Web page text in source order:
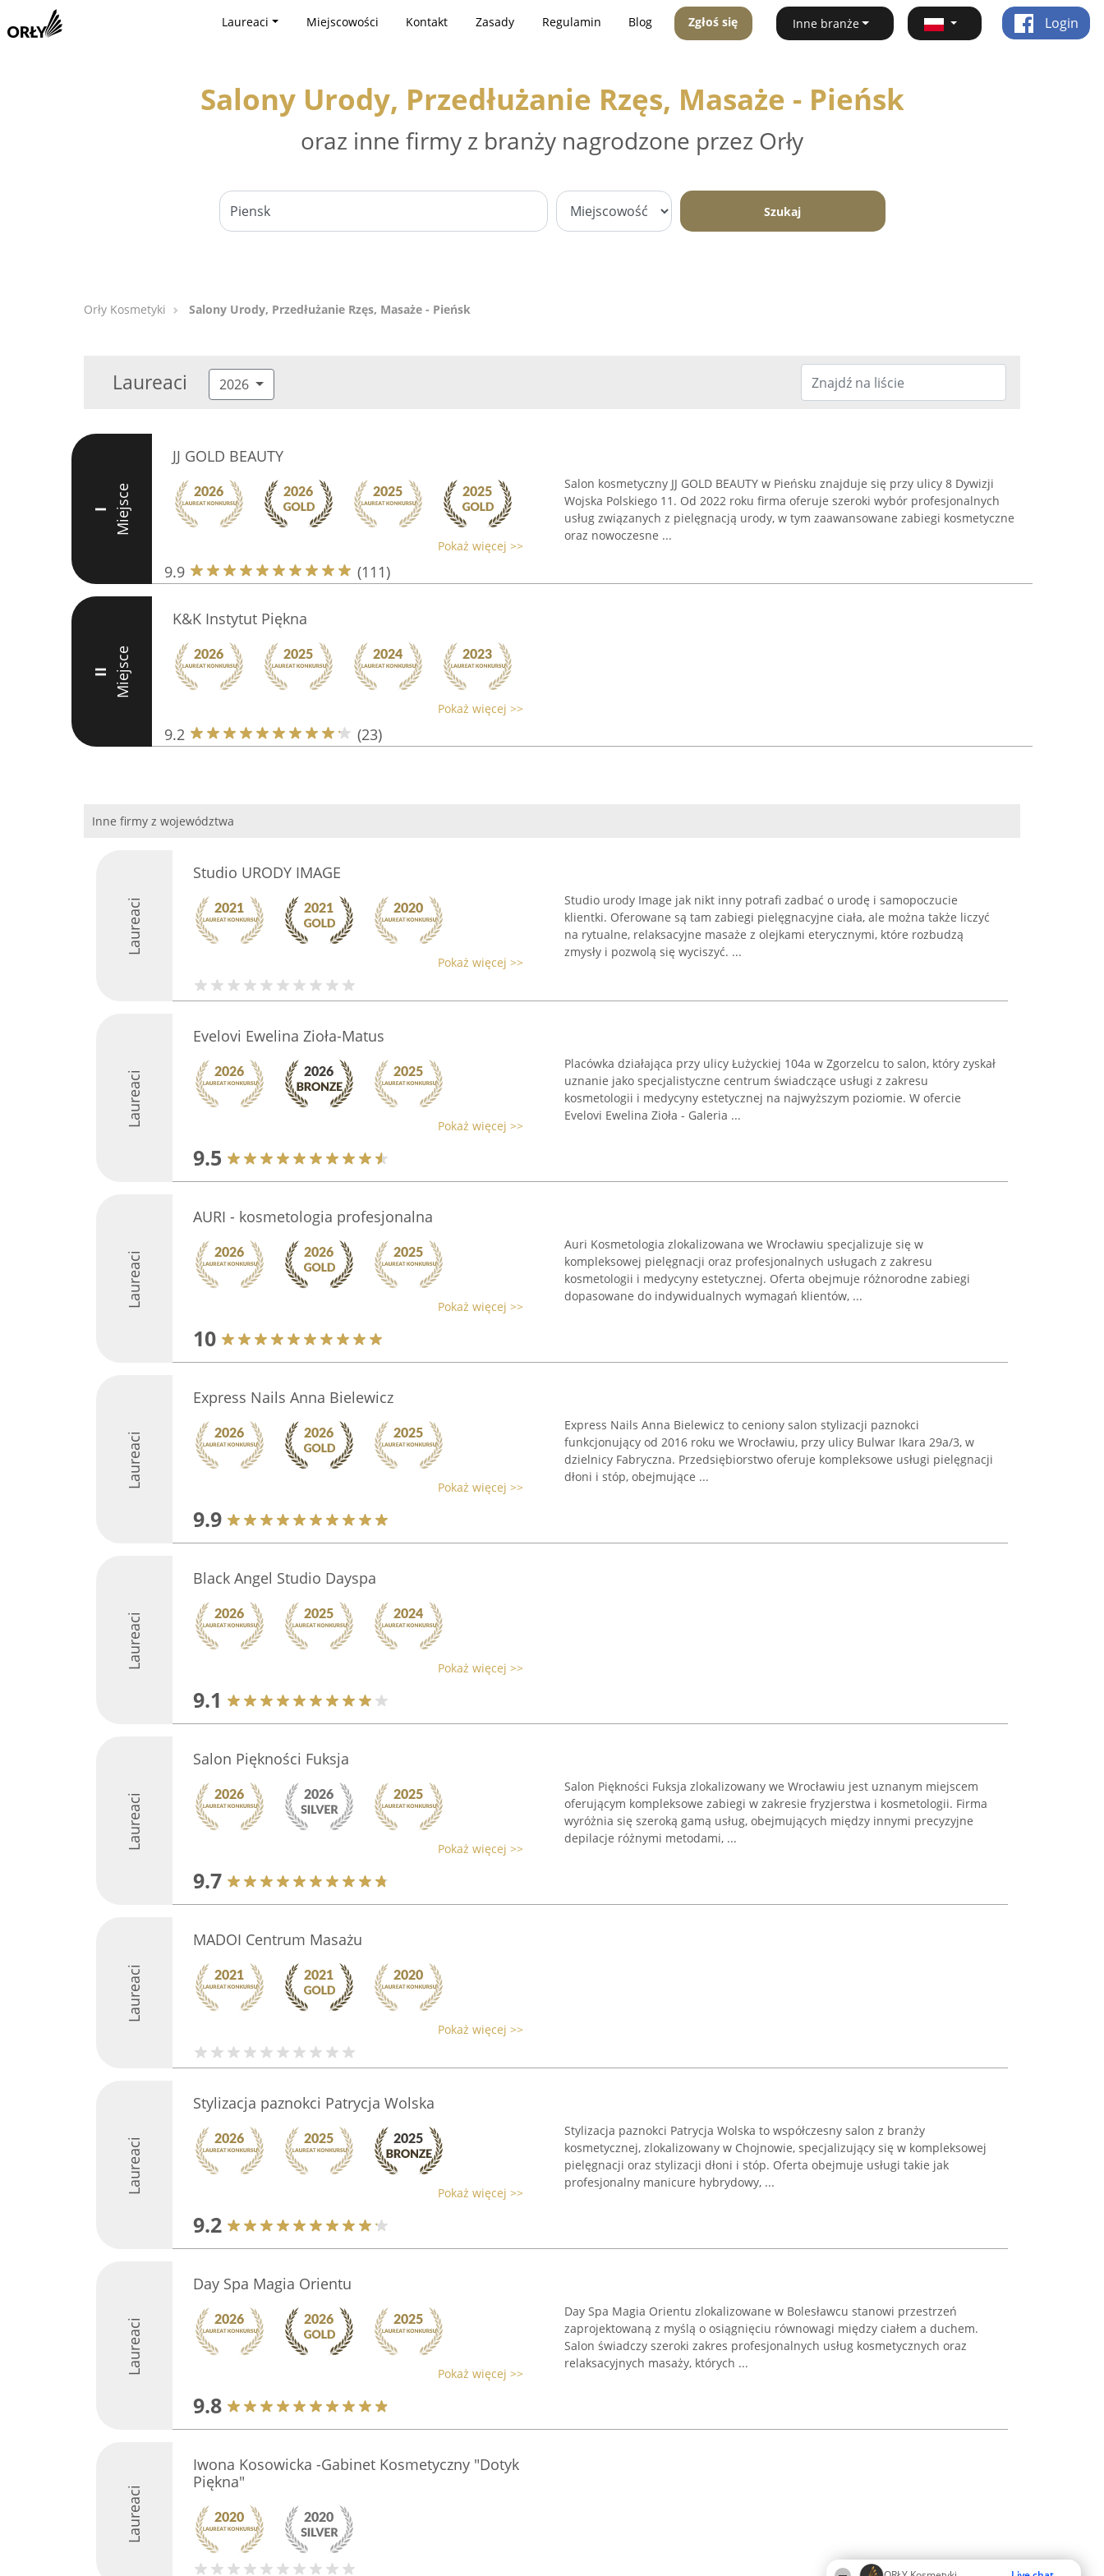
Laureaci Miejscowości Kontakt Zasady Regulamin Blog Zgłoś się Inne branże Login
Salony Urody, Przedłużanie Rzęs, Masaże - Pieńsk
oraz inne firmy z branży nagrodzone przez Orły
Szukaj
Orły Kosmetyki Salony Urody, Przedłużanie Rzęs, Masaże - Pieńsk
Laureaci 2026
I Miejsce
JJ GOLD BEAUTY
Pokaż więcej >>
9.9 (111)
Salon kosmetyczny JJ GOLD BEAUTY w Pieńsku znajduje się przy ulicy 8 Dywizji
Wojska Polskiego 11. Od 2022 roku firma oferuje szeroki wybór profesjonalnych
usług związanych z pielęgnacją urody, w tym zaawansowane zabiegi kosmetyczne
oraz nowoczesne ...
II Miejsce
K&K Instytut Piękna
Pokaż więcej >>
9.2 (23)
Inne firmy z województwa
Laureaci
Studio URODY IMAGE
Pokaż więcej >>
Studio urody Image jak nikt inny potrafi zadbać o urodę i samopoczucie
klientki. Oferowane są tam zabiegi pielęgnacyjne ciała, ale można także liczyć
na rytualne, relaksacyjne masaże z olejkami eterycznymi, które rozbudzą
zmysły i pozwolą się wyciszyć. ...
Laureaci
Evelovi Ewelina Zioła-Matus
Pokaż więcej >>
9.5
Placówka działająca przy ulicy Łużyckiej 104a w Zgorzelcu to salon, który zyskał
uznanie jako specjalistyczne centrum świadczące usługi z zakresu
kosmetologii i medycyny estetycznej na najwyższym poziomie. W ofercie
Evelovi Ewelina Zioła - Galeria ...
Laureaci
AURI - kosmetologia profesjonalna
Pokaż więcej >>
10
Auri Kosmetologia zlokalizowana we Wrocławiu specjalizuje się w
kompleksowej pielęgnacji oraz profesjonalnych usługach z zakresu
kosmetologii i medycyny estetycznej. Oferta obejmuje różnorodne zabiegi
dopasowane do indywidualnych wymagań klientów, ...
Laureaci
Express Nails Anna Bielewicz
Pokaż więcej >>
9.9
Express Nails Anna Bielewicz to ceniony salon stylizacji paznokci
funkcjonujący od 2016 roku we Wrocławiu, przy ulicy Bulwar Ikara 29a/3, w
dzielnicy Fabryczna. Przedsiębiorstwo oferuje kompleksowe usługi pielęgnacji
dłoni i stóp, obejmujące ...
Laureaci
Black Angel Studio Dayspa
Pokaż więcej >>
9.1
Laureaci
Salon Piękności Fuksja
Pokaż więcej >>
9.7
Salon Piękności Fuksja zlokalizowany we Wrocławiu jest uznanym miejscem
oferującym kompleksowe zabiegi w zakresie fryzjerstwa i kosmetologii. Firma
wyróżnia się szeroką gamą usług, obejmujących między innymi precyzyjne
depilacje różnymi metodami, ...
Laureaci
MADOI Centrum Masażu
Pokaż więcej >>
Laureaci
Stylizacja paznokci Patrycja Wolska
Pokaż więcej >>
9.2
Stylizacja paznokci Patrycja Wolska to współczesny salon z branży
kosmetycznej, zlokalizowany w Chojnowie, specjalizujący się w kompleksowej
pielęgnacji oraz stylizacji dłoni i stóp. Oferta obejmuje usługi takie jak
profesjonalny manicure hybrydowy, ...
Laureaci
Day Spa Magia Orientu
Pokaż więcej >>
9.8
Day Spa Magia Orientu zlokalizowane w Bolesławcu stanowi przestrzeń
zaprojektowaną z myślą o osiągnięciu równowagi między ciałem a duchem.
Salon świadczy szeroki zakres profesjonalnych usług kosmetycznych oraz
relaksacyjnych masaży, których ...
Laureaci
Iwona Kosowicka -Gabinet Kosmetyczny "Dotyk
Piękna"